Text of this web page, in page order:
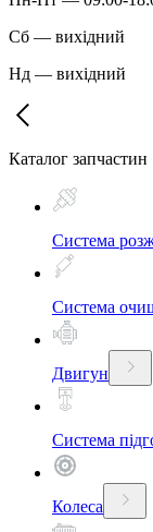
Сб — вихідний
Нд — вихідний
Каталог запчастин
Система
Система
Двигун
Система
Колеса